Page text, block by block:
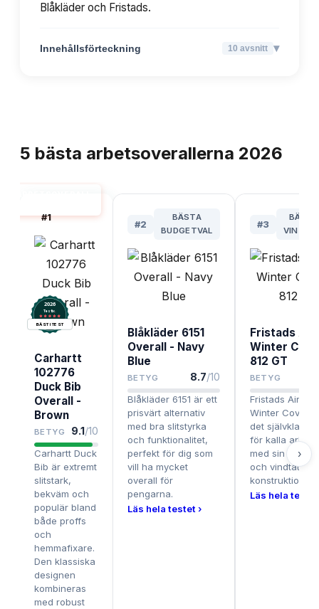
Blåkläder och Fristads.
Innehållsförteckning 10 avsnitt ▾
5 bästa arbetsoverallerna 2026
#1
2026
Testix.
BÄST I TEST
Carhartt
102776
Duck Bib
Overall -
Brown
BETYG 9.1/10
Carhartt Duck
Bib är extremt
slitstark,
bekväm och
populär bland
både proffs
och
hemmafixare.
Den klassiska
designen
kombineras
med robust
#2
BÄSTA
BUDGETVAL
Blåkläder 6151
Overall - Navy
Blue
BETYG 8.7/10
Blåkläder 6151 är ett
prisvärt alternativ
med bra slitstyrka
och funktionalitet,
perfekt för dig som
vill ha mycket
overall för
pengarna.
Läs hela testet ›
#3
BÄST
Fristads
Winter
812 GT
BETYG
Fristads Airtech
Winter
det självklara
för kalla
med sin
och vindtäta
konstruktion.
Läs hela testet
›